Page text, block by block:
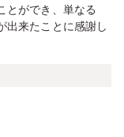
とができ、単なる
出来たことに感謝し